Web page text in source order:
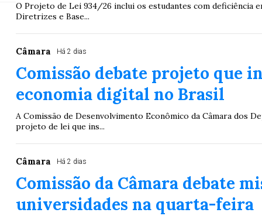
O Projeto de Lei 934/26 inclui os estudantes com deficiência
Diretrizes e Base...
Câmara Há 2 dias
Comissão debate projeto que
economia digital no Brasil
A Comissão de Desenvolvimento Econômico da Câmara dos
projeto de lei que ins...
Câmara Há 2 dias
Comissão da Câmara debate
universidades na quarta-feira